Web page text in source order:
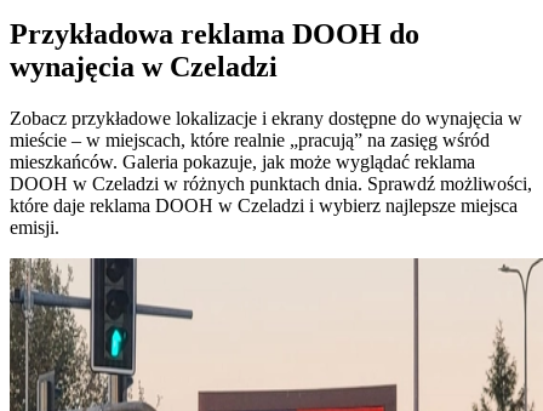
Przykładowa reklama DOOH do
wynajęcia w Czeladzi
Zobacz przykładowe lokalizacje i ekrany dostępne do wynajęcia w
mieście – w miejscach, które realnie „pracują” na zasięg wśród
mieszkańców. Galeria pokazuje, jak może wyglądać reklama
DOOH w Czeladzi w różnych punktach dnia. Sprawdź możliwości,
które daje reklama DOOH w Czeladzi i wybierz najlepsze miejsca
emisji.